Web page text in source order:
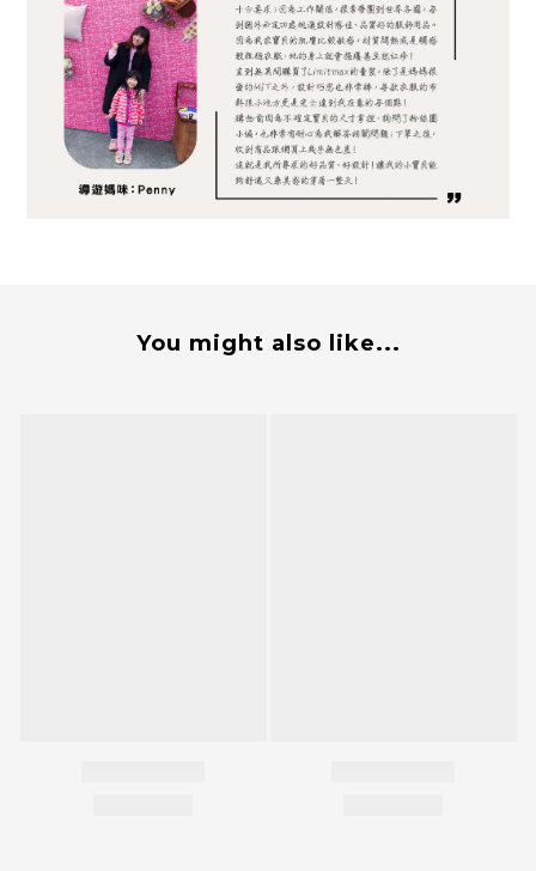
You might also like...